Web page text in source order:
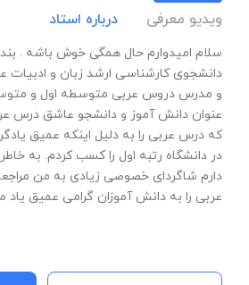
ویدیو معرفی درباره استاد
سلام امیدوارم حال همگی خوش باشه .
دانشجوی کارشناسی ارشد زبان و ادبیات
و مدرس دروس عربی متوسطه اول و
عنوان دانش آموز و دانشجو عاشق درس
در دانشگاه رتبه اول را کسب کردم. به
دارم شاگردای خصوصی زیادی به من
عربی را به دانش آموزان گرامی عمیق یاد